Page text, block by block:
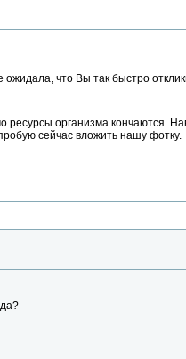
что Вы так быстро
ресурсы организма кончаются.
сейчас вложить нашу фотку.